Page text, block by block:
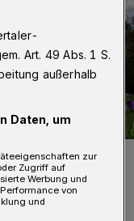
Art. 49 Abs. 1 S.
außerhalb
Daten, um
zur
Zugriff auf
Werbung und
von
und